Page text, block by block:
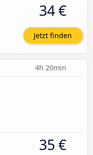
34 €
Jetzt finden
4h 20min
35 €